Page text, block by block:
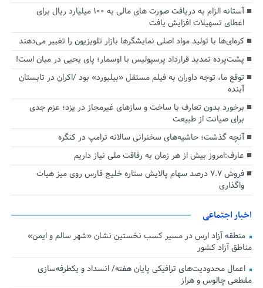
آستانه الزام به دریافت صورت های مالی به ۱۰۰ میلیارد ریال برای
اعطای تسهیلات افزایش یافت
کره‌ای‌ها با تولید مواد اصلی نمایشگرها بازار تلویزیون را تغییر می‌دهند
پشت‌پرده تمدید قرارداد پرسپولیس با اوسمار؛ پای یحیی در میان است!
توقع ما، توجه داوران به فیلم مستقل «بیلبورد» بود /اکران در تابستان
آینده
برخورد بدون تعارف با ساخت‌ و سازهای غیرمجاز در یزد؛ عزم جدی
برای صیانت از طبیعت
آنچه گذشت؛ حاشیه‌های سخنرانی سالانه ترامپ در کنگره
عارف:امروز بیش از هر زمان به رفاقت ملی نیاز داریم
فروش ۷.۷ درصد سهام پالایش ستاره خلیج فارس روی میز هیات
واگذاری
اخبار اجتماعی
منطقه آزاد ارس در مسیر کسب نخستین نشان «شهر سالم و ایمن»
مناطق آزاد کشور
اعمال محدودیت‌های ترافیکی پایان هفته/ انسداد و یکطرفه‌سازی
مقطعی چالوس و هراز